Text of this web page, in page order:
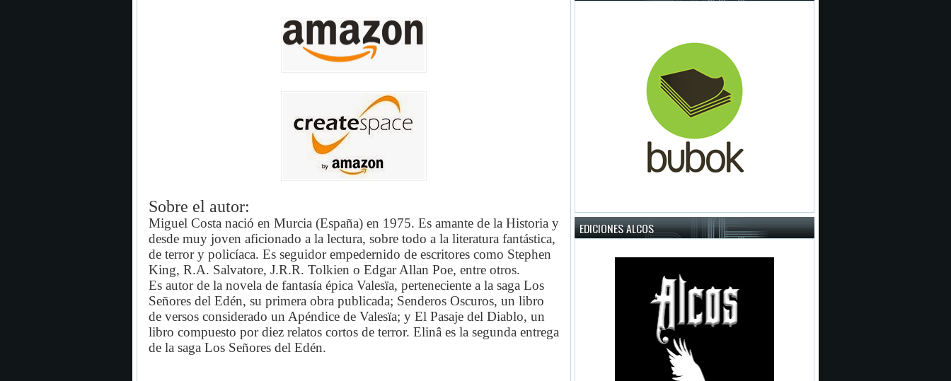
Sobre el autor:
Miguel Costa nació en Murcia (España) en 1975. Es amante de la Historia y
desde muy joven aficionado a la lectura, sobre todo a la literatura fantástica,
de terror y policíaca. Es seguidor empedernido de escritores como Stephen
King, R.A. Salvatore, J.R.R. Tolkien o Edgar Allan Poe, entre otros.
Es autor de la novela de fantasía épica Valesïa, perteneciente a la saga Los
Señores del Edén, su primera obra publicada; Senderos Oscuros, un libro
de versos considerado un Apéndice de Valesïa; y El Pasaje del Diablo, un
libro compuesto por diez relatos cortos de terror. Elinâ es la segunda entrega
de la saga Los Señores del Edén.
EDICIONES ALCOS